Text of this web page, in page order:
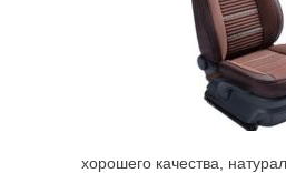
хорошего качества,